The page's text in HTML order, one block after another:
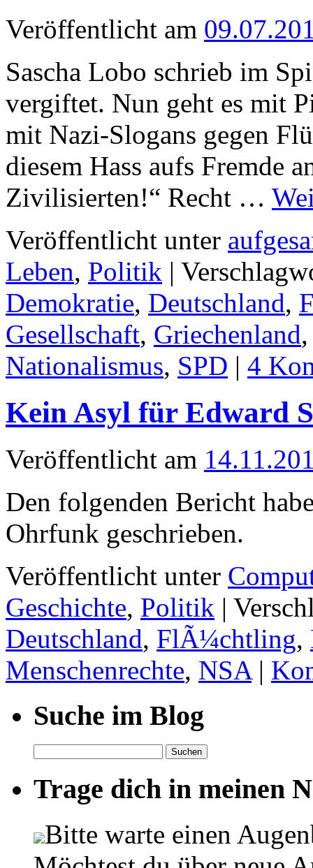
Veröffentlicht am
Sascha Lobo schrieb im
vergiftet. Nun geht es mit
mit Nazi-Slogans gegen
diesem Hass aufs Fremde
Zivilisierten!“ Recht …
Veröffentlicht unter
Leben, Politik |
Demokratie, Deutschland,
Gesellschaft, Griechenland
Nationalismus, SPD | 4
Kein Asyl für Edward
Veröffentlicht am
Den folgenden Bericht
Ohrfunk geschrieben.
Veröffentlicht unter
Geschichte, Politik |
Deutschland, FlÃ¼chtling,
Menschenrechte, NSA |
Suche im Blog
nach:
Trage dich in meinen
Bitte warte einen